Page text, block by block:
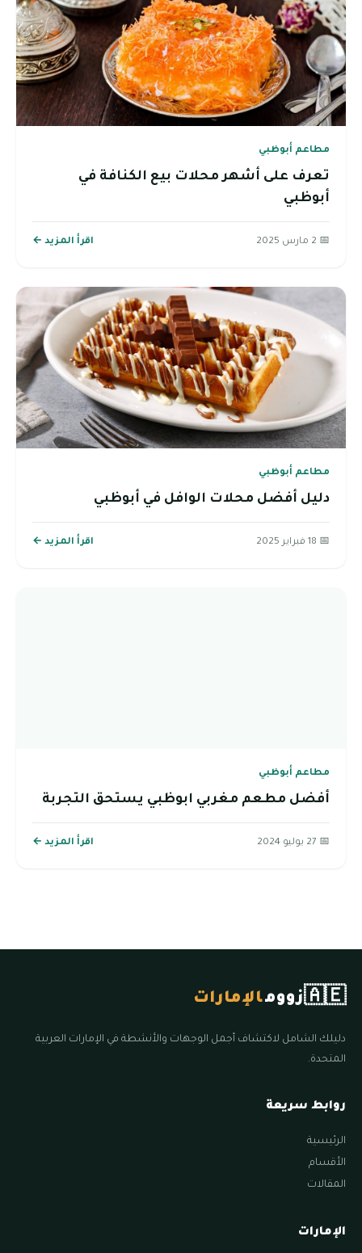
مطاعم أبوظبي
تعرف على أشهر محلات بيع الكنافة في
أبوظبي
📅 2 مارس 2025 اقرأ المزيد ←
مطاعم أبوظبي
دليل أفضل محلات الوافل في أبوظبي
📅 18 فبراير 2025 اقرأ المزيد ←
مطاعم أبوظبي
أفضل مطعم مغربي ابوظبي يستحق التجربة
📅 27 يوليو 2024 اقرأ المزيد ←
🇦🇪زوومالإمارات
دليلك الشامل لاكتشاف أجمل الوجهات والأنشطة في الإمارات العربية
المتحدة.
روابط سريعة
الرئيسية
الأقسام
المقالات
الإمارات